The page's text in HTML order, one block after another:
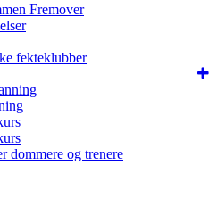
Fremover
fekteklubber
dommere og trenere